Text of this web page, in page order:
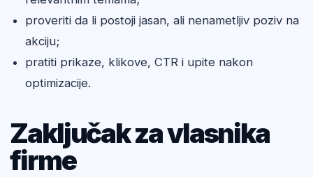
proveriti da li postoji jasan, ali nenametljiv poziv na
akciju;
pratiti prikaze, klikove, CTR i upite nakon
optimizacije.
Zaključak za vlasnika
firme